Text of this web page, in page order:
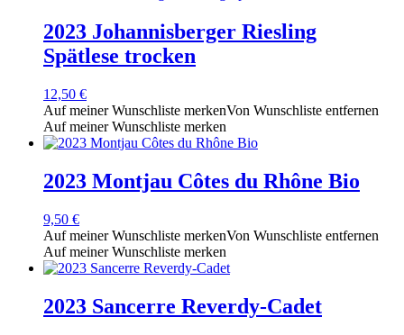
2023 Johannisberger Riesling
Spätlese trocken
12,50 €
Auf meiner Wunschliste merkenVon Wunschliste entfernen
Auf meiner Wunschliste merken
2023 Montjau Côtes du Rhône Bio
9,50 €
Auf meiner Wunschliste merkenVon Wunschliste entfernen
Auf meiner Wunschliste merken
2023 Sancerre Reverdy-Cadet